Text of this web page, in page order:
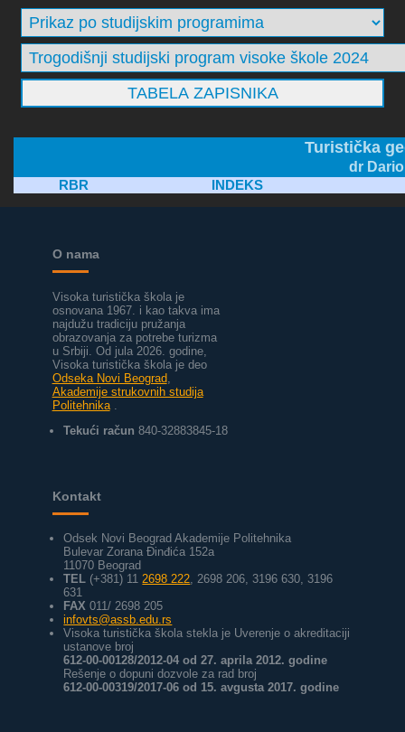
Turistička
dr
RBR INDEKS
O nama
Visoka turistička škola je
osnovana 1967. i kao takva ima
najdužu tradiciju pružanja
obrazovanja za potrebe turizma
u Srbiji. Od jula 2026. godine,
Visoka turistička škola je deo
Odseka Novi Beograd
Akademije strukovnih studija
Politehnika
Tekući račun 840-32883845-18
Kontakt
Odsek Novi Beograd Akademije Politehnika
Bulevar Zorana Đinđića 152a
11070 Beograd
TEL (+381) 112698 222, 2698 206, 3196 630, 3196
631
FAX 011/ 2698 205
infovts@assb.edu.rs
Visoka turistička škola stekla je Uverenje o akreditaciji
ustanove broj
612-00-00128/2012-04 od 27. aprila 2012. godine
Rešenje o dopuni dozvole za rad broj
612-00-00319/2017-06 od 15. avgusta 2017. godine